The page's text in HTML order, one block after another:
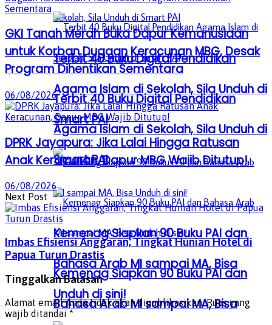
Terbit 40 Buku Digital Pendidikan
Agama Islam di Sekolah, Sila Unduh di
Smart PAI
Kemenag Siapkan 90 Buku PAI dan
Bahasa Arab MI sampai MA, Bisa
Unduh di sini!
Terbit 40 Buku Digital Pendidikan
Agama Islam di Sekolah, Sila Unduh di
Smart PAI
Kemenag Siapkan 90 Buku PAI dan
Bahasa Arab MI sampai MA, Bisa
GKI Tanah Merah Buka Dapur Kemanusiaan
untuk Korban Dugaan Keracunan MBG, Desak
Program Dihentikan Sementara
06/08/2026
DPRK Jayapura: Jika Lalai Hingga Ratusan
Anak Keracunan, Dapur MBG Wajib Ditutup!
06/08/2026
Next Post
Imbas Efisiensi Anggaran, Tingkat Hunian Hotel di
Papua Turun Drastis
Tinggalkan Balasan
Alamat email Anda tidak akan dipublikasikan. Ruas yang
wajib ditandai *